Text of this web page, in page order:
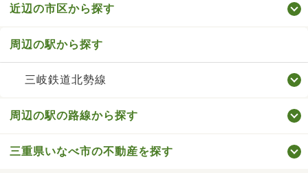
近辺の市区から探す
周辺の駅から探す
三岐鉄道北勢線
周辺の駅の路線から探す
三重県いなべ市の不動産を探す